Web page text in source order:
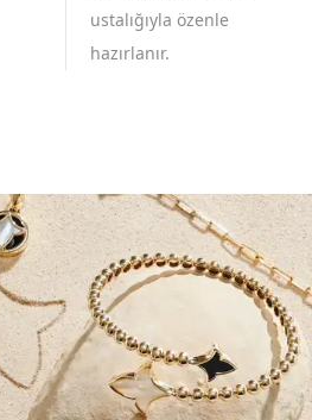
ustalığıyla özenle
hazırlanır.